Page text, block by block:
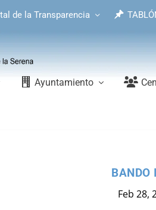
de la Transparencia
Ayuntamiento
Feb 28,